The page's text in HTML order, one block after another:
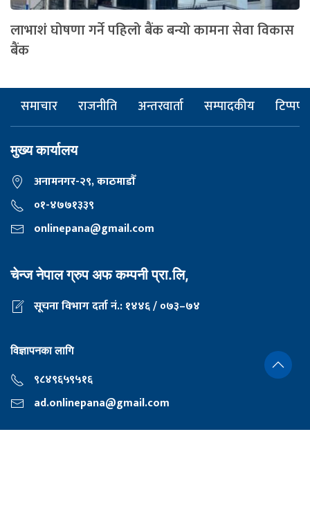
लाभाशं घोषणा गर्ने पहिलो बैंक बन्यो कामना सेवा विकास
बैंक
समाचार राजनीति अन्तरवार्ता सम्पादकीय टिप्पणी
मुख्य कार्यालय
अनामनगर-२९, काठमाडाैँ
०१-४७७१३३९
onlinepana@gmail.com
चेन्ज नेपाल ग्रुप अफ कम्पनी प्रा.लि,
सूचना विभाग दर्ता नं.: १४४६ / ०७३–७४
विज्ञापनका लागि
९८४९६५९५१६
ad.onlinepana@gmail.com